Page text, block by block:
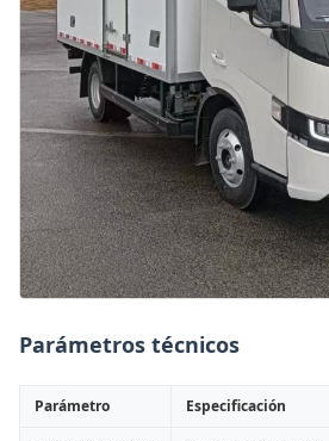
Parámetros técnicos
Parámetro Especificación